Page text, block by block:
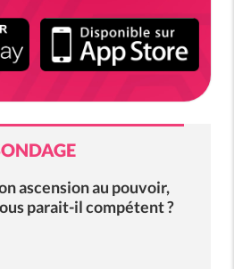
ascension au pouvoir,
parait-il compétent ?